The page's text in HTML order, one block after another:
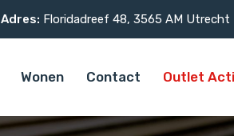
Adres: Floridadreef 48, 3565 AM Utrecht
Wonen Contact Outlet